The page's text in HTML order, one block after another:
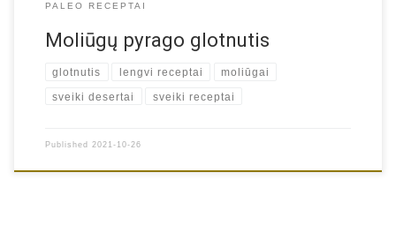
PALEO RECEPTAI
Moliūgų pyrago glotnutis
glotnutis lengvi receptai moliūgai
sveiki desertai sveiki receptai
Published 2021-10-26